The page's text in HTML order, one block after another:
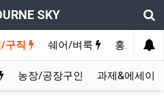
SKY
구직 쉐어/벼룩 홍보방
농장/공장구인 과제&에세이